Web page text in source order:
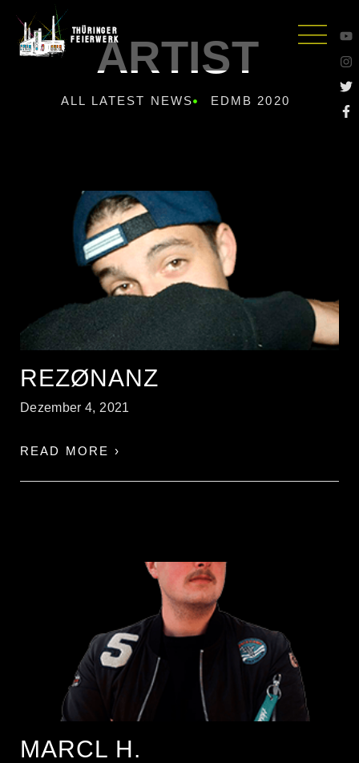
Thüringer
FeierwerkARTIST
ALL LATEST NEWS EDMB 2020
REZØNANZ
Dezember 4, 2021
READ MORE ›
MARCL H.